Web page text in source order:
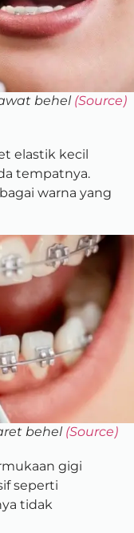
behel (Source)
elastik kecil
tempatnya.
warna yang
behel (Source)
gigi
seperti
tidak